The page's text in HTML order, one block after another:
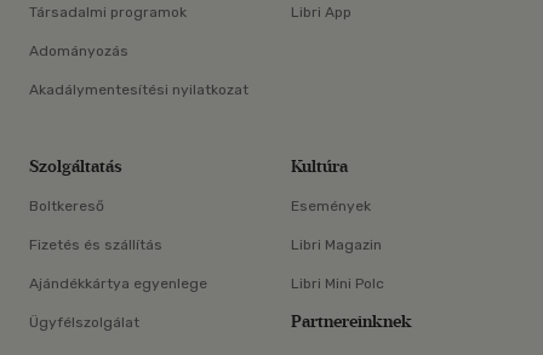
Társadalmi programok
Adományozás
Akadálymentesítési nyilatkozat
Libri App
Szolgáltatás
Boltkereső
Fizetés és szállítás
Ajándékkártya egyenlege
Ügyfélszolgálat
Kultúra
Események
Libri Magazin
Libri Mini Polc
Partnereinknek